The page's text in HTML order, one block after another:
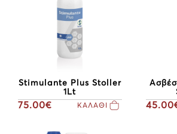
Stimulante Plus Stoller
1Lt
75.00€ ΚΑΛΑΘΙ